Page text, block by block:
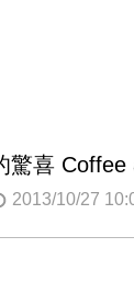
驚喜 Coffee
2013/10/27